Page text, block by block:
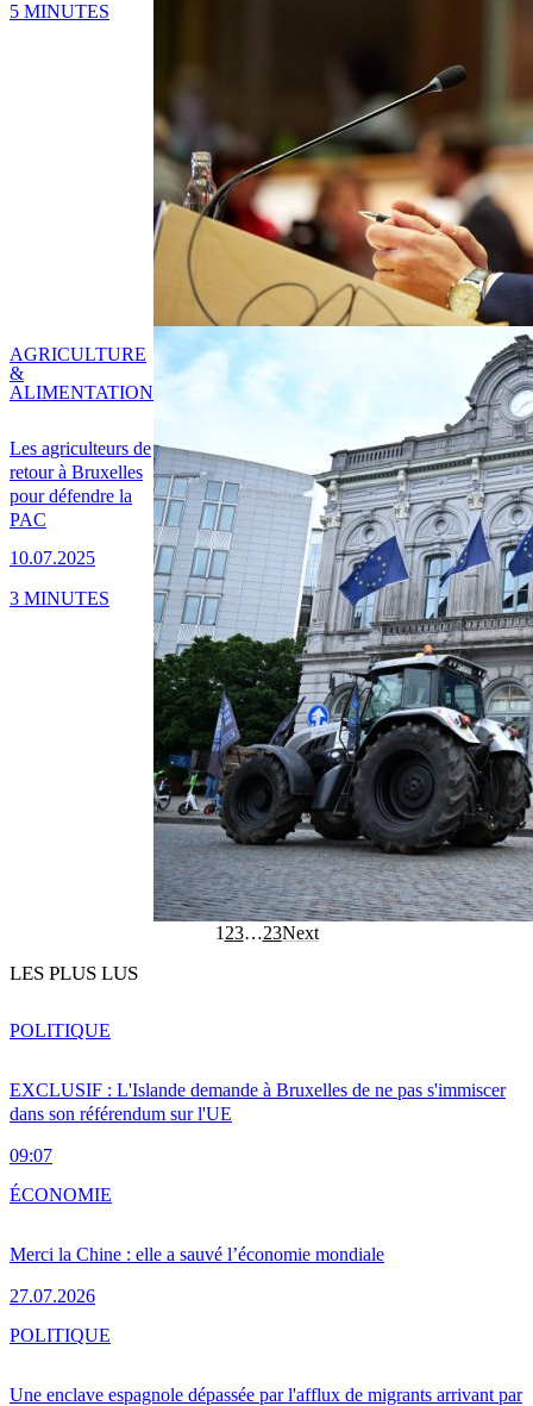
5 MINUTES
Les agriculteurs de
retour à Bruxelles
pour défendre la
PAC
10.07.2025
AGRICULTURE
&
ALIMENTATION
3 MINUTES
1 23…23Next
LES PLUS LUS
EXCLUSIF : L'Islande demande à Bruxelles de ne pas s'immiscer
dans son référendum sur l'UE
09:07
POLITIQUE
Merci la Chine : elle a sauvé l’économie mondiale
27.07.2026
ÉCONOMIE
Une enclave espagnole dépassée par l'afflux de migrants arrivant par
POLITIQUE